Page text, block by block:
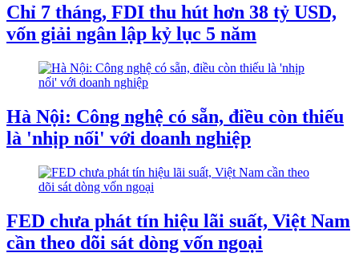
Chỉ 7 tháng, FDI thu hút hơn 38 tỷ USD,
vốn giải ngân lập kỷ lục 5 năm
Hà Nội: Công nghệ có sẵn, điều còn thiếu
là 'nhịp nối' với doanh nghiệp
FED chưa phát tín hiệu lãi suất, Việt Nam
cần theo dõi sát dòng vốn ngoại